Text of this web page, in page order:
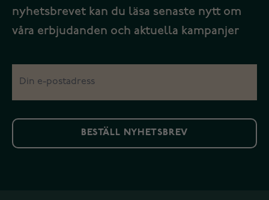
nyhetsbrevet kan du läsa senaste nytt om
våra erbjudanden och aktuella kampanjer
BESTÄLL NYHETSBREV